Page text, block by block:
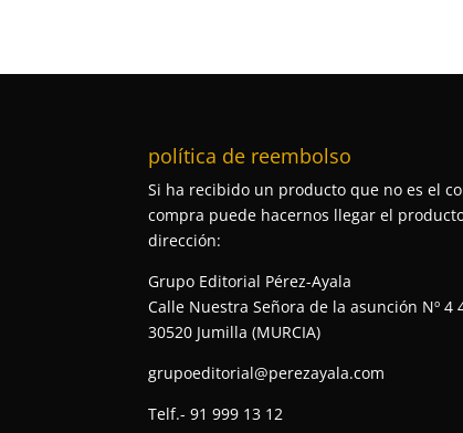
política de reembolso
Si ha recibido un producto que no es el
compra puede hacernos llegar el
dirección:
Grupo Editorial Pérez-Ayala
Calle Nuestra Señora de la asunción Nº 4
30520 Jumilla (MURCIA)
grupoeditorial@perezayala.com
Telf.- 91 999 13 12